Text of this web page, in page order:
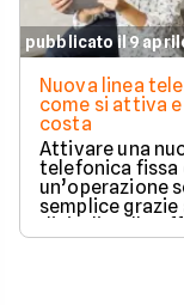
pubblicato il 9
Nuova linea
come si attiva
costa
Attivare una
telefonica fissa
un’operazione
semplice grazie
integrate con